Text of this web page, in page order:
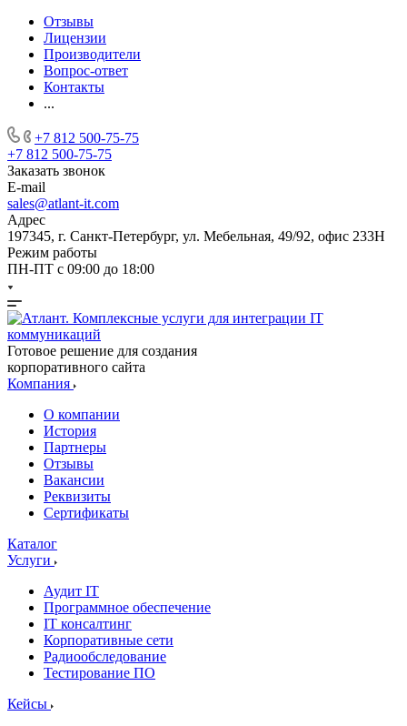
Отзывы
Лицензии
Производители
Вопрос-ответ
Контакты
...
+7 812 500-75-75
+7 812 500-75-75
Заказать звонок
E-mail
sales@atlant-it.com
Адрес
197345, г. Санкт-Петербург, ул. Мебельная, 49/92, офис 233Н
Режим работы
ПН-ПТ с 09:00 до 18:00
Готовое решение для создания
корпоративного сайта
Компания
О компании
История
Партнеры
Отзывы
Вакансии
Реквизиты
Сертификаты
Каталог
Услуги
Аудит IT
Программное обеспечение
IT консалтинг
Корпоративные сети
Радиообследование
Тестирование ПО
Кейсы